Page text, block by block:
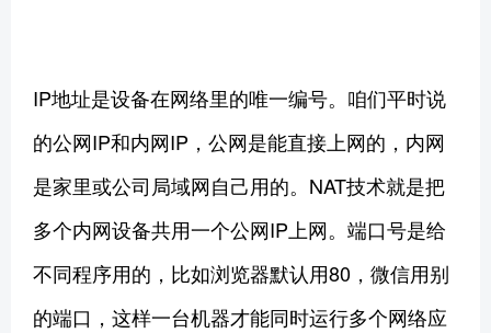
IP地址是设备在网络里的唯一编号。咱们平时说
的公网IP和内网IP，公网是能直接上网的，内网
是家里或公司局域网自己用的。NAT技术就是把
多个内网设备共用一个公网IP上网。端口号是给
不同程序用的，比如浏览器默认用80，微信用别
的端口，这样一台机器才能同时运行多个网络应